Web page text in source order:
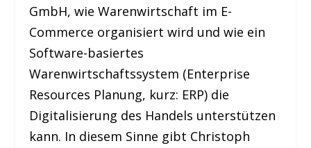
GmbH, wie Warenwirtschaft im E-
Commerce organisiert wird und wie ein
Software-basiertes
Warenwirtschaftssystem (Enterprise
Resources Planung, kurz: ERP) die
Digitalisierung des Handels unterstützen
kann. In diesem Sinne gibt Christoph